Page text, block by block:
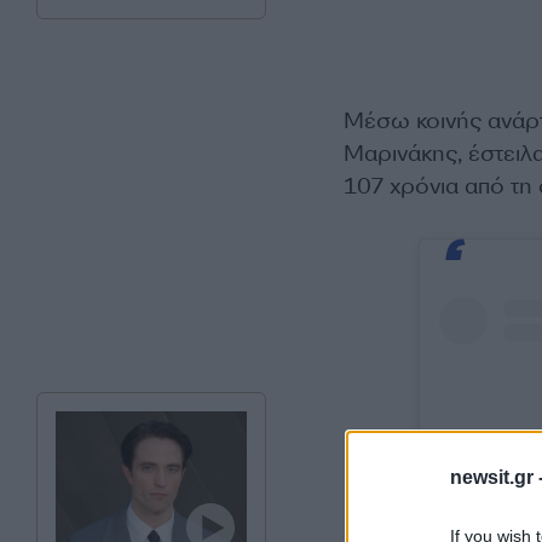
newsit.gr
If you wish
Μέσω κοινής
Μαρινάκης,
107 χρόνια από τη